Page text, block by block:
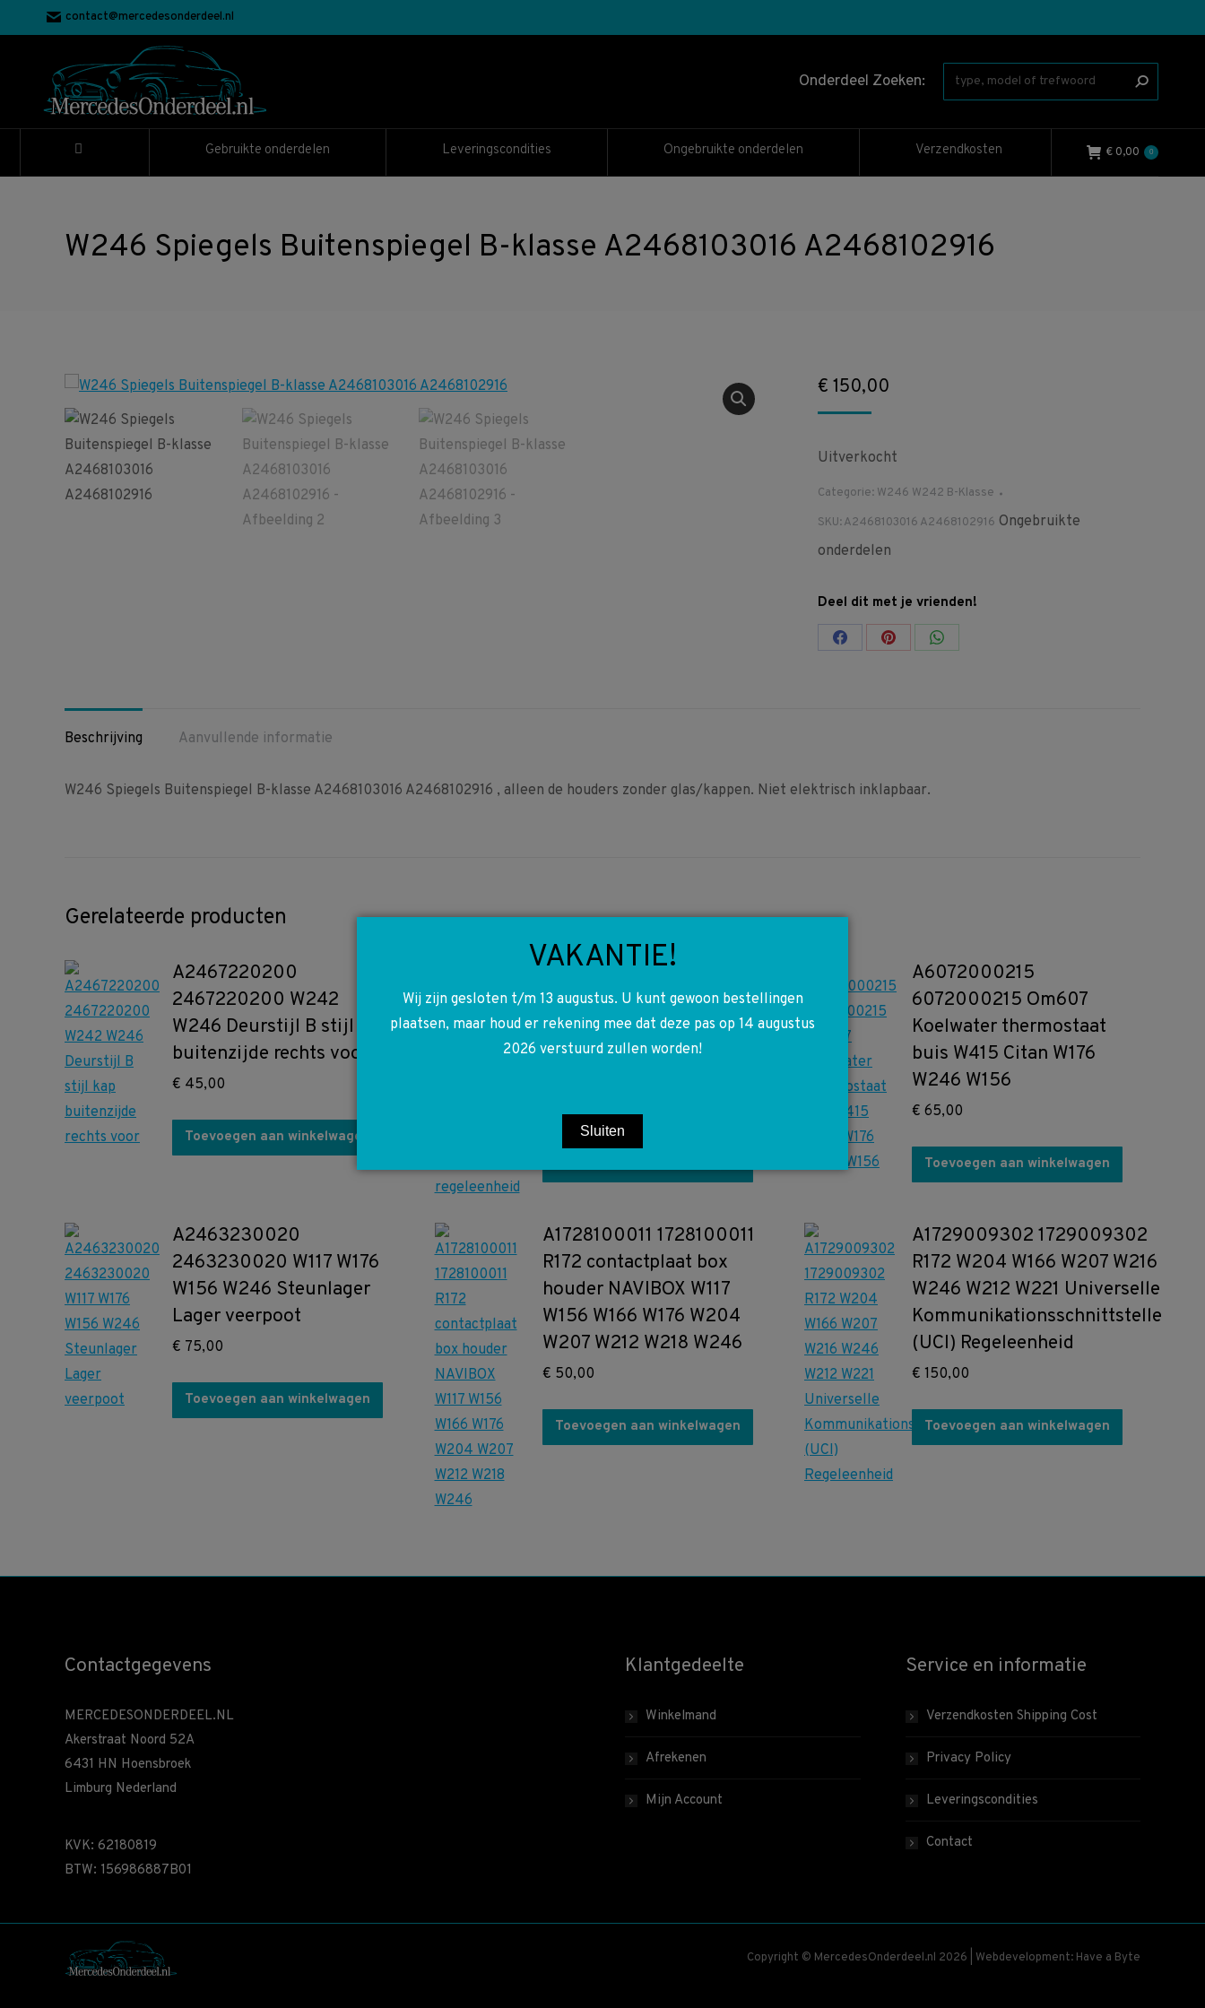
contact@mercedesonderdeel.nl
Onderdeel Zoeken:
Gebruikte onderdelen Leveringscondities Ongebruikte onderdelen Verzendkosten € 0,00 0
W246 Spiegels Buitenspiegel B-klasse A2468103016 A2468102916
€ 150,00
Uitverkocht
Categorie: W246 W242 B-Klasse
SKU:A2468103016 A2468102916 Ongebruikte
onderdelen
Deel dit met je vrienden!
Share Share Share
Beschrijving
Aanvullende informatie
W246 Spiegels Buitenspiegel B-klasse A2468103016 A2468102916 , alleen de houders zonder glas/kappen. Niet elektrisch inklapbaar.
Gerelateerde producten
A2467220200
2467220200 W242
W246 Deurstijl B stijl kap
buitenzijde rechts voor
€ 45,00
Toevoegen aan winkelwagen
A1669000318
1669000318 W117 W156
W166 W176 W246 W292
Deur unit relais Links
120,00
A6072000215
6072000215 Om607
Koelwater thermostaat
buis W415 Citan W176
W246 W156
€ 65,00
Toevoegen aan winkelwagen
A2463230020
2463230020 W117 W176
W156 W246 Steunlager
Lager veerpoot
€ 75,00
Toevoegen aan winkelwagen
A1728100011 1728100011
R172 contactplaat box
houder NAVIBOX W117
W156 W166 W176 W204
W207 W212 W218 W246
€ 50,00
Toevoegen aan winkelwagen
A1729009302 1729009302
R172 W204 W166 W207 W216
W246 W212 W221 Universelle
Kommunikationsschnittstelle
(UCI) Regeleenheid
€ 150,00
Toevoegen aan winkelwagen
Contactgegevens
MERCEDESONDERDEEL.NL
Akerstraat Noord 52A
6431 HN Hoensbroek
Limburg Nederland
KVK: 62180819
BTW: 156986887B01
Klantgedeelte
Winkelmand
Afrekenen
Mijn Account
Service en informatie
Verzendkosten Shipping Cost
Privacy Policy
Leveringscondities
Contact
Copyright © MercedesOnderdeel.nl 2026 | Webdevelopment: Have a Byte
VAKANTIE!
Wij zijn gesloten t/m 13 augustus. U kunt gewoon bestellingen
plaatsen, maar houd er rekening mee dat deze pas op 14 augustus
2026 verstuurd zullen worden!
Sluiten